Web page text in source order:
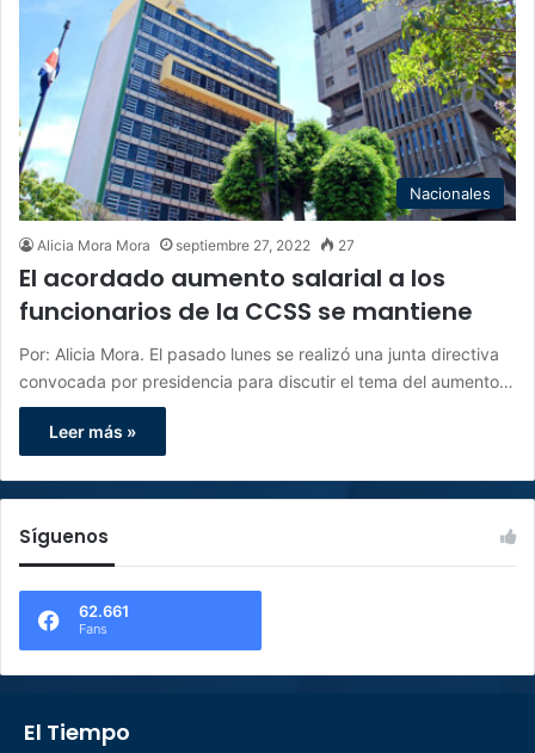
Nacionales
Alicia Mora Mora septiembre 27, 2022 27
El acordado aumento salarial a los
funcionarios de la CCSS se mantiene
Por: Alicia Mora. El pasado lunes se realizó una junta directiva
convocada por presidencia para discutir el tema del aumento…
Leer más »
Síguenos
62.661
Fans
El Tiempo